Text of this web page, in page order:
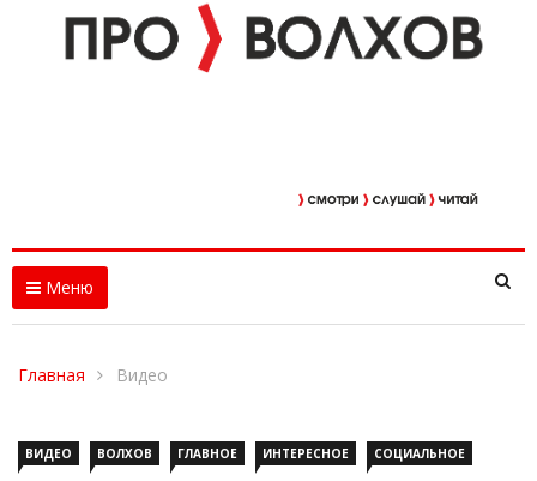
Меню
Главная Видео
ВИДЕО ВОЛХОВ ГЛАВНОЕ ИНТЕРЕСНОЕ СОЦИАЛЬНОЕ